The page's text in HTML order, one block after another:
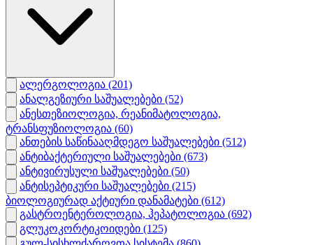
ალერგოლოგია (201)
ანალგეზიური საშუალებები (52)
ანესთეზიოლოგია, რეანიმატოლოგია,
ტრანსფუზიოლოგია (60)
ანთების საწინააღმდეგო საშუალებები (512)
ანტიბაქტერიული საშუალებები (673)
ანტივირუსული საშუალებები (50)
ანტისეპტიკური საშუალებები (215)
ბიოლოგიურად აქტიური დანამატები (612)
გასტროენტეროლოგია, ჰეპატოლოგია (692)
გლუკოკორტიკოიდები (125)